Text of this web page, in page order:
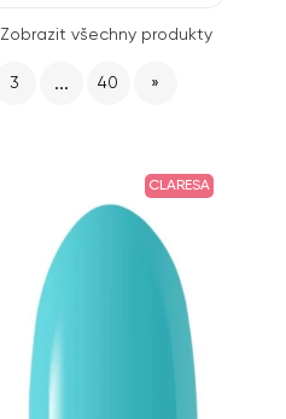
Zobrazit všechny produkty
3 ... 40 »
CLARESA